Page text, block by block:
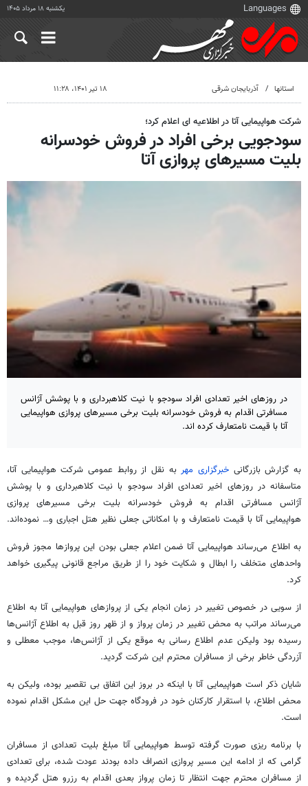
یکشنبه ۱۸ مرداد ۱۴۰۵
استانها آذربایجان شرقی ۱۸ تیر ۱۴۰۱، ۱۱:۲۸
شرکت هواپیمایی آتا در اطلاعیه ای اعلام کرد؛
سودجویی برخی افراد در فروش خودسرانه
بلیت مسیرهای پروازی آتا
در روزهای اخیر تعدادی افراد سودجو با نیت کلاهبرداری و با پوشش آژانس
مسافرتی اقدام به فروش خودسرانه بلیت برخی مسیرهای پروازی هواپیمایی
آتا با قیمت نامتعارف کرده اند.
به گزارش بازرگانی خبرگزاری مهر به نقل از روابط عمومی شرکت هواپیمایی آتا،
متاسفانه در روزهای اخیر تعدادی افراد سودجو با نیت کلاهبرداری و با پوشش
آژانس مسافرتی اقدام به فروش خودسرانه بلیت برخی مسیرهای پروازی
هواپیمایی آتا با قیمت نامتعارف و با امکاناتی جعلی نظیر هتل اجباری و… نموده‌اند.‌
به اطلاع می‌رساند هواپیمایی آتا ضمن اعلام جعلی بودن این پروازها مجوز فروش
واحدهای متخلف را ابطال و شکایت خود را از طریق مراجع قانونی پیگیری خواهد
کرد.
از سویی در خصوص تغییر در زمان انجام یکی از پروازهای هواپیمایی آتا به اطلاع
می‌رساند مراتب به محض تغییر در زمان پرواز و از ظهر روز قبل به اطلاع آژانس‌ها
رسیده بود ولیکن عدم اطلاع رسانی به موقع یکی از آژانس‌ها، موجب معطلی و
آزردگی خاطر برخی از مسافران محترم این شرکت گردید.
شایان ذکر است هواپیمایی آتا با اینکه در بروز این اتفاق بی تقصیر بوده، ولیکن به
محض اطلاع، با استقرار کارکنان خود در فرودگاه جهت حل این مشکل اقدام نموده
است.
با برنامه ریزی صورت گرفته توسط هواپیمایی آتا مبلغ بلیت تعدادی از مسافران
گرامی که از ادامه این مسیر پروازی انصراف داده بودند عودت شده، برای تعدادی
از مسافران محترم جهت انتظار تا زمان پرواز بعدی اقدام به رزرو هتل گردیده و